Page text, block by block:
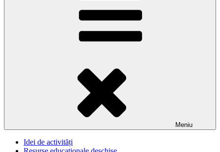
Meniu
Idei de activități